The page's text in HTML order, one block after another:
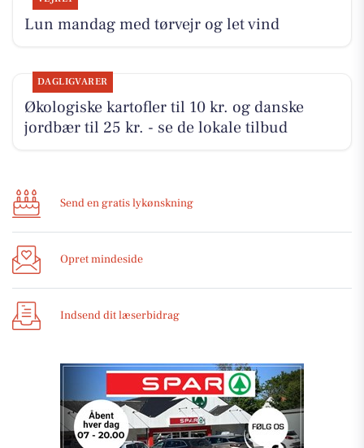
Lun mandag med tørvejr og let vind
DAGLIGVARER
Økologiske kartofler til 10 kr. og danske
jordbær til 25 kr. - se de lokale tilbud
Send en gratis lykønskning
Opret mindeside
Indsend dit læserbidrag